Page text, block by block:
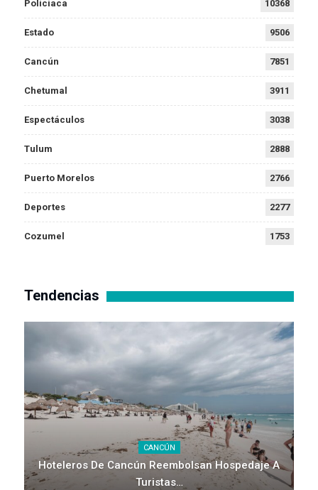
Policiaca 10368
Estado 9506
Cancún 7851
Chetumal 3911
Espectáculos 3038
Tulum 2888
Puerto Morelos 2766
Deportes 2277
Cozumel 1753
Tendencias
CANCÚN
Hoteleros De Cancún Reembolsan Hospedaje A
Turistas…